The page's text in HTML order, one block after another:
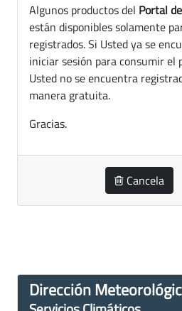
Algunos productos del Portal
están disponibles solamente
registrados. Si Usted ya se
iniciar sesión para consumir el
Usted no se encuentra
manera gratuita.
Gracias.
Cancela
Dirección